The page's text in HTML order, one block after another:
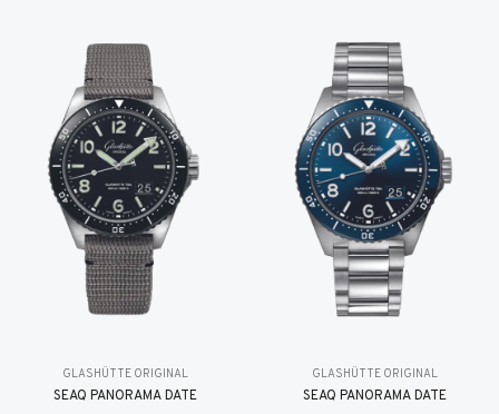
GLASHÜTTE ORIGINAL
SEAQ PANORAMA DATE
GLASHÜTTE ORIGINAL
SEAQ PANORAMA DATE